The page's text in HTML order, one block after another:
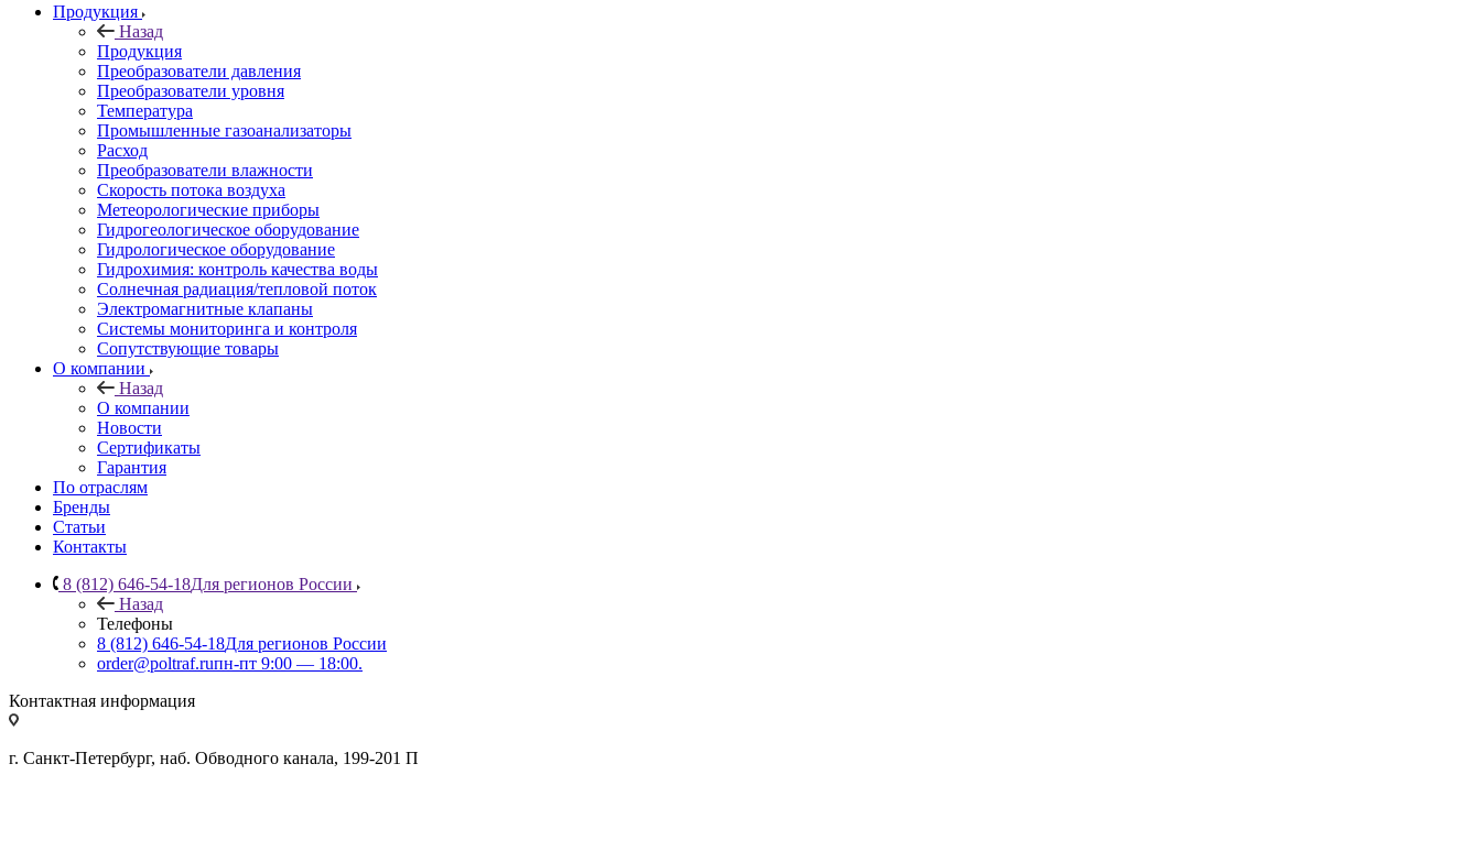
Продукция
Назад
Продукция
Преобразователи давления
Преобразователи уровня
Температура
Промышленные газоанализаторы
Расход
Преобразователи влажности
Скорость потока воздуха
Метеорологические приборы
Гидрогеологическое оборудование
Гидрологическое оборудование
Гидрохимия: контроль качества воды
Солнечная радиация/тепловой поток
Электромагнитные клапаны
Системы мониторинга и контроля
Сопутствующие товары
О компании
Назад
О компании
Новости
Сертификаты
Гарантия
По отраслям
Бренды
Статьи
Контакты
8 (812) 646-54-18Для регионов России
Назад
Телефоны
8 (812) 646-54-18Для регионов России
order@poltraf.ruпн-пт 9:00 — 18:00.
Контактная информация
г. Санкт-Петербург, наб. Обводного канала, 199-201 П